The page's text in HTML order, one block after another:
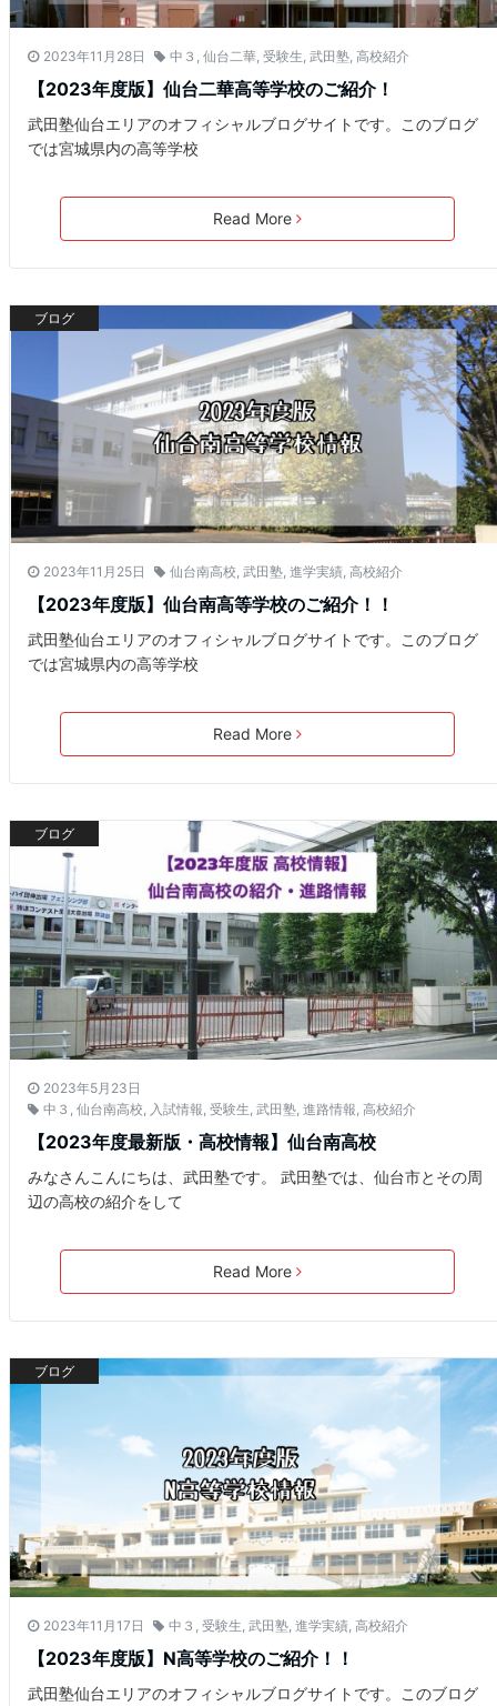
2023年11月28日 中３ 仙台二華 受験生 武田塾 高校紹介
【2023年度版】仙台二華高等学校のご紹介！
武田塾仙台エリアのオフィシャルブログサイトです。このブログ
では宮城県内の高等学校
Read More
ブログ
2023年11月25日 仙台南高校, 武田塾, 進学実績, 高校紹介
【2023年度版】仙台南高等学校のご紹介！！
武田塾仙台エリアのオフィシャルブログサイトです。このブログ
では宮城県内の高等学校
Read More
ブログ
2023年5月23日
中３ , 仙台南高校, 入試情報, 受験生, 武田塾, 進路情報, 高校紹介
【2023年度最新版・高校情報】仙台南高校
みなさんこんにちは、武田塾です。 武田塾では、仙台市とその周
辺の高校の紹介をして
Read More
ブログ
2023年11月17日 中３ 受験生 武田塾 進学実績 高校紹介
【2023年度版】N高等学校のご紹介！！
武田塾仙台エリアのオフィシャルブログサイトです。このブログ